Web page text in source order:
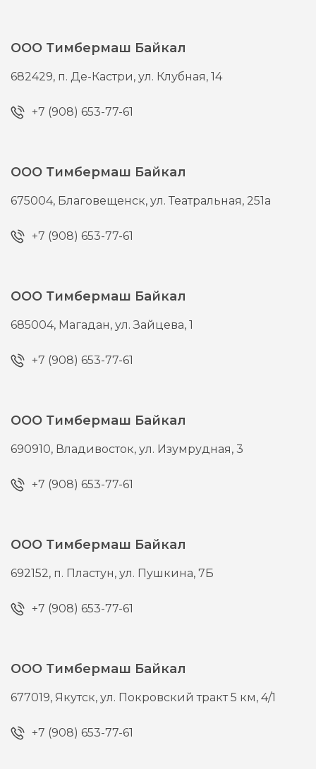
ООО Тимбермаш Байкал
682429, п. Де-Кастри,ул. Клубная, 14
+7 (908) 653-77-61
ООО Тимбермаш Байкал
675004, Благовещенск,ул. Театральная, 251а
+7 (908) 653-77-61
ООО Тимбермаш Байкал
685004, Магадан,ул. Зайцева, 1
+7 (908) 653-77-61
ООО Тимбермаш Байкал
690910, Владивосток,ул. Изумрудная, 3
+7 (908) 653-77-61
ООО Тимбермаш Байкал
692152, п. Пластун,ул. Пушкина, 7Б
+7 (908) 653-77-61
ООО Тимбермаш Байкал
677019, Якутск,ул. Покровский тракт 5 км, 4/1
+7 (908) 653-77-61